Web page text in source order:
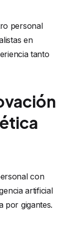
personal
en
tanto
con
artificial
por gigantes.